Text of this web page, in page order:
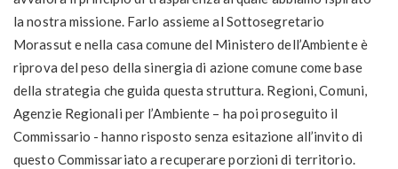
la nostra missione. Farlo assieme al Sottosegretario
Morassut e nella casa comune del Ministero dell’Ambiente è
riprova del peso della sinergia di azione comune come base
della strategia che guida questa struttura. Regioni, Comuni,
Agenzie Regionali per l’Ambiente – ha poi proseguito il
Commissario - hanno risposto senza esitazione all’invito di
questo Commissariato a recuperare porzioni di territorio.